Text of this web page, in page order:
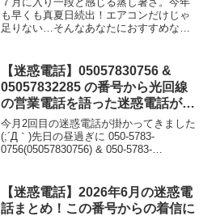
も早くも真夏日続出！エアコンだけじゃ
足りない…そんなあなたにおすすめなの
んやり系アイテム”を厳選してご紹介！
【持ち歩きできるもの】...
【迷惑電話】05057830756 &
05057832285 の番号から光回線
の営業電話を語った迷惑電話があ
った件
今月2回目の迷惑電話が掛かってきました
(;´Д｀)先日の昼過ぎに 050-5783-
0756(05057830756) & 050-5783-
ハイハイ...
【迷惑電話】2026年6月の迷惑電
話まとめ！この番号からの着信に